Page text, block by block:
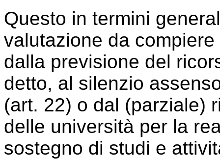
Questo in termini
valutazione da
dalla previsione del
detto, al silenzio
(art. 22) o dal (parziale)
delle università per la
sostegno di studi e